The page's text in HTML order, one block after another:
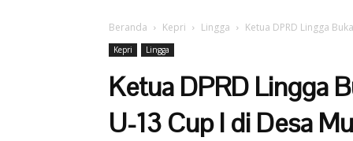
Beranda Kepri Lingga Ketua DPRD Lingga
Kepri Lingga
Ketua DPRD Lingga
U-13 Cup I di Desa